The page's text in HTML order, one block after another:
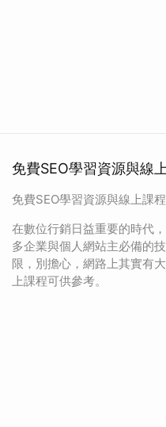
免費SEO學習資源與線
免費SEO學習資源與線上課
在數位行銷日益重要的時代
多企業與個人網站主必備的
限，別擔心，網路上其實有
上課程可供參考。